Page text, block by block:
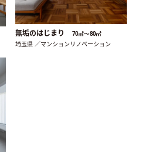
無垢のはじまり 70㎡〜80㎡
埼玉県 ／マンションリノベーション